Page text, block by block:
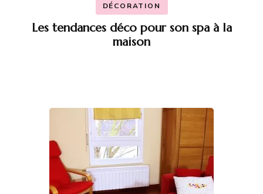
DÉCORATION
Les tendances déco pour son spa à la
maison